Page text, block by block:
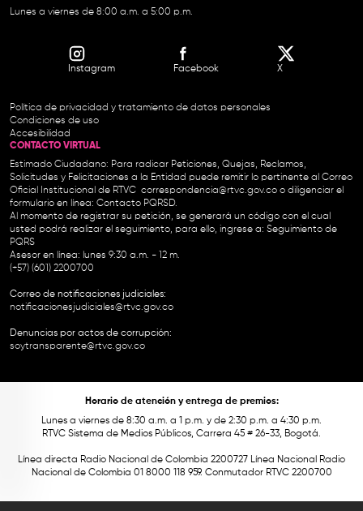
Lunes a viernes de 8:00 a.m. a 5:00 p.m.
Instagram Facebook X
Política de privacidad y tratamiento de datos personales
Condiciones de uso
Accesibilidad
CONTACTO VIRTUAL
Estimado Ciudadano: Para radicar Peticiones, Quejas, Reclamos,
Solicitudes y Felicitaciones a la Entidad puede remitir lo pertinente al Correo
Oficial Institucional de RTVC correspondencia@rtvc.gov.co o diligenciar el
formulario en línea: Contacto PQRSD.
Al momento de registrar su petición, se generará un código con el cual
usted podrá realizar el seguimiento, para ello, ingrese a: Seguimiento de
PQRS
Asesor en línea: lunes 9:30 a.m. - 12 m.
(+57) (601) 2200700
Correo de notificaciones judiciales:
notificacionesjudiciales@rtvc.gov.co
Denuncias por actos de corrupción:
soytransparente@rtvc.gov.co
Horario de atención y entrega de premios:
Lunes a viernes de 8:30 a.m. a 1 p.m. y de 2:30 p.m. a 4:30 p.m.
RTVC Sistema de Medios Públicos, Carrera 45 # 26-33, Bogotá.
Línea directa Radio Nacional de Colombia 2200727 Línea Nacional Radio
Nacional de Colombia 01 8000 118 959. Conmutador RTVC 2200700